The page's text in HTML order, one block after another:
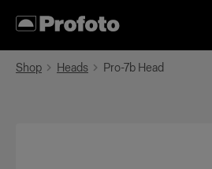
Shop Heads Pro-7b Head